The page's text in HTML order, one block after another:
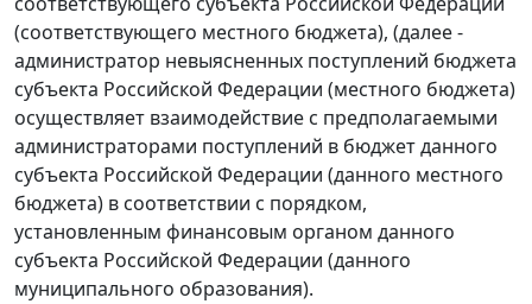
(соответствующего местного бюджета), (далее -
администратор невыясненных поступлений бюджета
субъекта Российской Федерации (местного бюджета)
осуществляет взаимодействие с предполагаемыми
администраторами поступлений в бюджет данного
субъекта Российской Федерации (данного местного
бюджета) в соответствии с порядком,
установленным финансовым органом данного
субъекта Российской Федерации (данного
муниципального образования).